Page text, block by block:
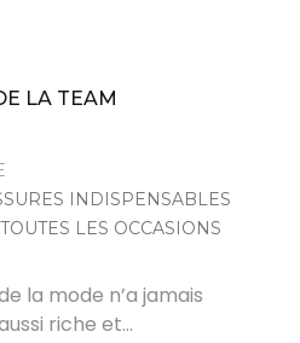
LA TEAM
INDISPENSABLES
LES OCCASIONS
la mode n’a jamais
riche et…